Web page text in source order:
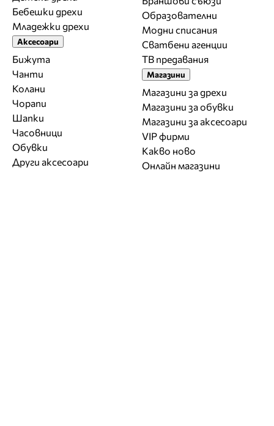
Бебешки дрехи
Младежки дрехи
Аксесоари
Бижута
Чанти
Колани
Чорапи
Шапки
Часовници
Обувки
Други аксесоари
Образователни
Модни списания
Сватбени агенции
ТВ предавания
Магазини
Магазини за дрехи
Магазини за обувки
Магазини за aксесоари
VIP фирми
Какво ново
Онлайн магазини